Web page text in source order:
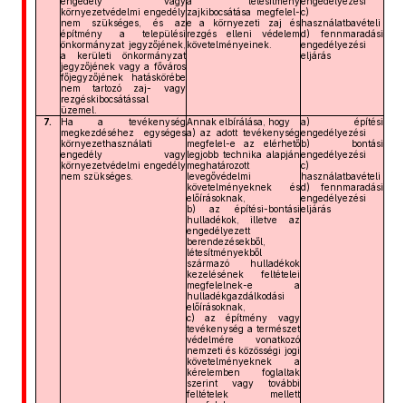
környezetvédelmi engedély
nem szükséges, és az
építmény a települési
önkormányzat jegyzőjének,
a kerületi önkormányzat
jegyzőjének vagy a főváros
főjegyzőjének hatáskörébe
nem tartozó zaj- vagy
rezgéskibocsátással
üzemel.
zajkibocsátása megfelel-
e a környezeti zaj és
rezgés elleni védelem
követelményeinek.
c)
használatbavételi
d) fennmaradási
engedélyezési
eljárás
7.
Ha a tevékenység
megkezdéséhez egységes
környezethasználati
engedély vagy
környezetvédelmi engedély
nem szükséges.
Annak elbírálása, hogy
a) az adott tevékenység
megfelel-e az elérhető
legjobb technika alapján
meghatározott
levegővédelmi
követelményeknek és
előírásoknak,
b) az építési-bontási
hulladékok, illetve az
engedélyezett
berendezésekből,
létesítményekből
származó hulladékok
kezelésének feltételei
megfelelnek-e a
hulladékgazdálkodási
előírásoknak,
c) az építmény vagy
tevékenység a természet
védelmére vonatkozó
nemzeti és közösségi jogi
követelményeknek a
kérelemben foglaltak
szerint vagy további
feltételek mellett
a) építési
engedélyezési
b) bontási
engedélyezési
c)
használatbavételi
d) fennmaradási
engedélyezési
eljárás